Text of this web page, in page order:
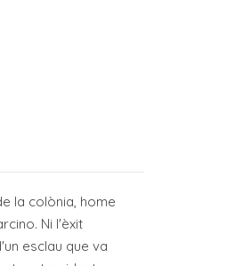
la colònia, home
Ni l'èxit
esclau que va